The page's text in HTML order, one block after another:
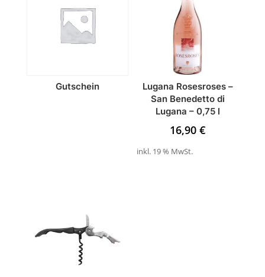
Gutschein
Lugana Rosesroses –
San Benedetto di
Lugana – 0,75 l
16,90€
inkl. 19 % MwSt.